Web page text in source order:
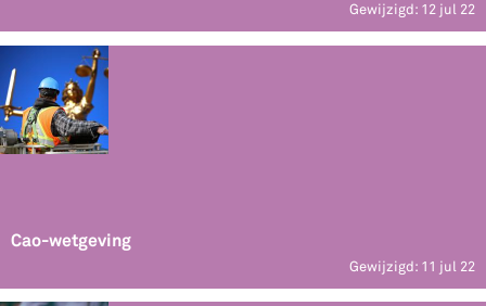
Gewijzigd: 12 jul 22
Cao-wetgeving
Gewijzigd: 11 jul 22